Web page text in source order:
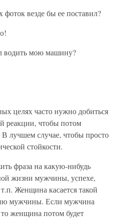
везде бы ее поставил?
водить мою машину?
целях часто нужно добиться
реакции, чтобы потом
лучшем случае, чтобы просто
стойкости.
фраза на какую-нибудь
жизни мужчины, успехе,
Женщина касается такой
мужчины. Если мужчина
женщина потом будет